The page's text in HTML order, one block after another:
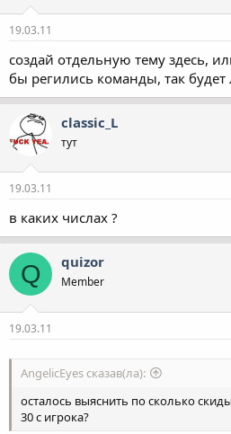
19.03.11
создай отдельную тему здесь,
бы регились команды, так
classic_L
тут
19.03.11
в каких числах ?
Q quizor
Member
19.03.11
AngelicEyes сказав(ла):
осталось выяснить по сколько
30 с игрока?